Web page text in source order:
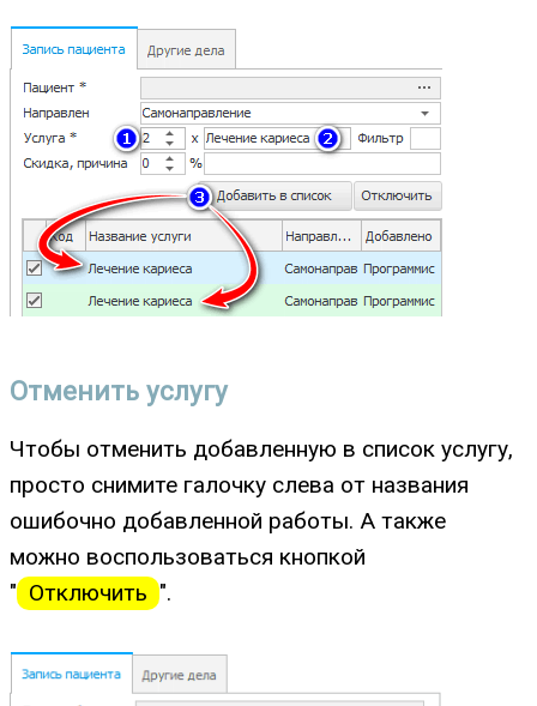
Отменить услугу
Чтобы отменить добавленную в список услугу,
просто снимите галочку слева от названия
ошибочно добавленной работы. А также
можно воспользоваться кнопкой
" Отключить ".